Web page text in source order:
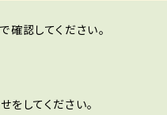
認してください。
してください。